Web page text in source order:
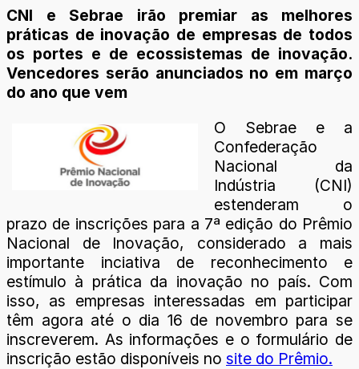
CNI e Sebrae irão premiar as melhores
práticas de inovação de empresas de todos
os portes e de ecossistemas de inovação.
Vencedores serão anunciados no em março
do ano que vem
O Sebrae e a
Confederação
Nacional da
Indústria (CNI)
estenderam o
prazo de inscrições para a 7ª edição do Prêmio
Nacional de Inovação, considerado a mais
importante inciativa de reconhecimento e
estímulo à prática da inovação no país. Com
isso, as empresas interessadas em participar
têm agora até o dia 16 de novembro para se
inscreverem. As informações e o formulário de
inscrição estão disponíveis no site do Prêmio.